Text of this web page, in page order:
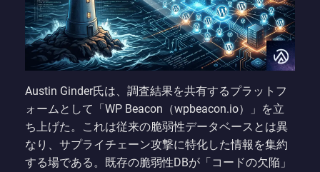
Austin Ginder氏は、調査結果を共有するプラットフ
ォームとして「WP Beacon（wpbeacon.io）」を立
ち上げた。これは従来の脆弱性データベースとは異
なり、サプライチェーン攻撃に特化した情報を集約
する場である。既存の脆弱性DBが「コードの欠陥」